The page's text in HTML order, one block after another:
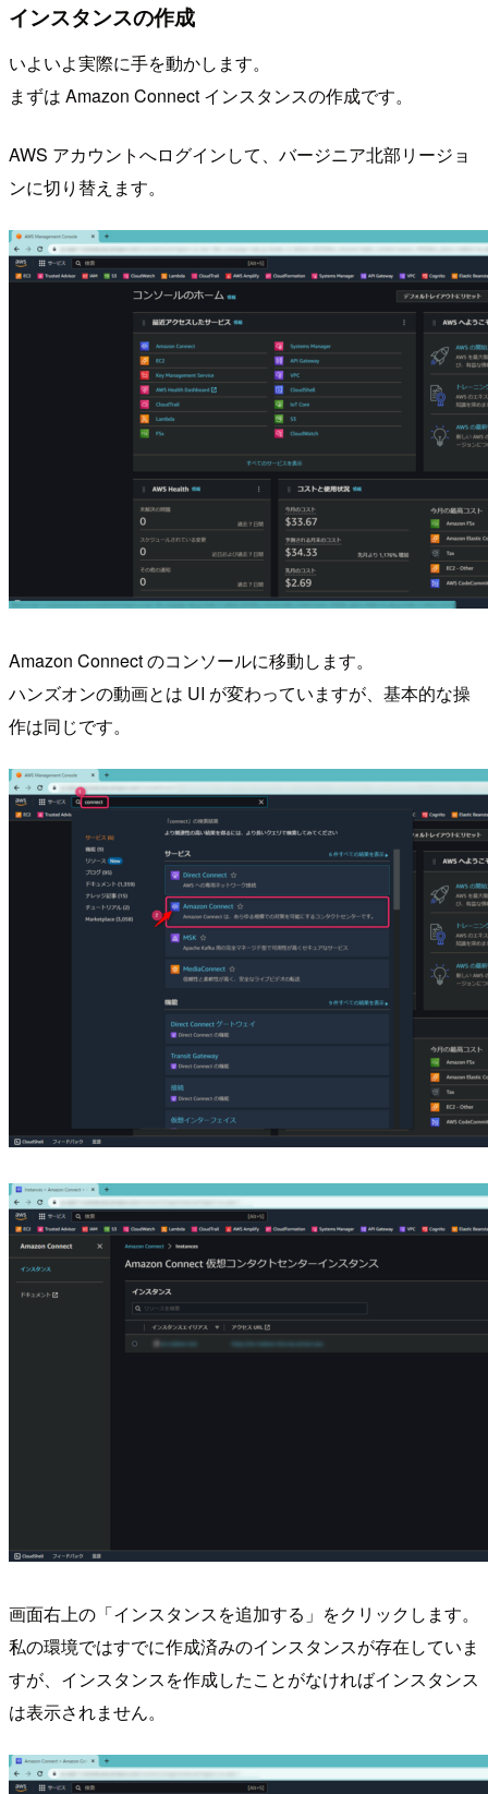
インスタンスの作成
いよいよ実際に手を動かします。
まずは Amazon Connect インスタンスの作成です。
AWS アカウントへログインして、バージニア北部リージョ
ンに切り替えます。
Amazon Connect のコンソールに移動します。
ハンズオンの動画とは UI が変わっていますが、基本的な操
作は同じです。
画面右上の「インスタンスを追加する」をクリックします。
私の環境ではすでに作成済みのインスタンスが存在していま
すが、インスタンスを作成したことがなければインスタンス
は表示されません。